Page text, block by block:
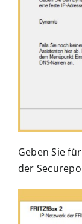
Geben Sie
der